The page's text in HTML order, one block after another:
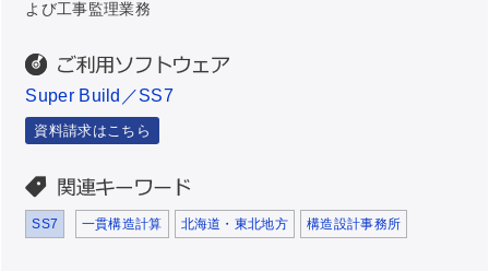
よび工事監理業務
Super Build／SS7
資料請求はこちら
SS7 一貫構造計算 北海道・東北地方 構造設計事務所